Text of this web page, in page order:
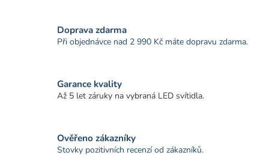
Doprava zdarma
Při objednávce nad 2 990 Kč máte dopravu zdarma.
Garance kvality
Až 5 let záruky na vybraná LED svítidla.
Ověřeno zákazníky
Stovky pozitivních recenzí od zákazníků.